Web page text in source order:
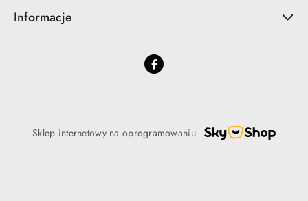
Informacje
Sklep internetowy na oprogramowaniu